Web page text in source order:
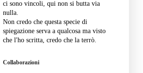
ci sono vincoli, qui non si butta via
nulla.
Non credo che questa specie di
spiegazione serva a qualcosa ma visto
che l'ho scritta, credo che la terrò.
Collaborazioni